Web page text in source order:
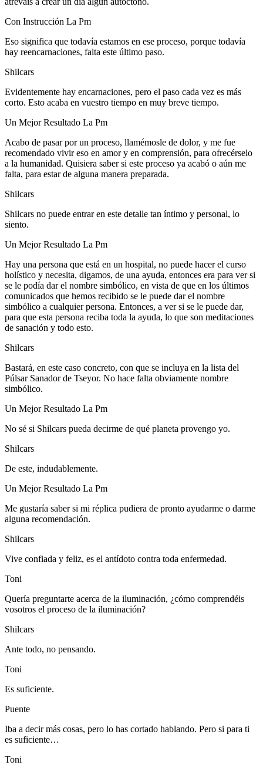
Con Instrucción La Pm
Eso significa que todavía estamos en ese proceso, porque todavía
hay reencarnaciones, falta este último paso.
Shilcars
Evidentemente hay encarnaciones, pero el paso cada vez es más
corto. Esto acaba en vuestro tiempo en muy breve tiempo.
Un Mejor Resultado La Pm
Acabo de pasar por un proceso, llamémosle de dolor, y me fue
recomendado vivir eso en amor y en comprensión, para ofrecérselo
a la humanidad. Quisiera saber si este proceso ya acabó o aún me
falta, para estar de alguna manera preparada.
Shilcars
Shilcars no puede entrar en este detalle tan íntimo y personal, lo
siento.
Un Mejor Resultado La Pm
Hay una persona que está en un hospital, no puede hacer el curso
holístico y necesita, digamos, de una ayuda, entonces era para ver si
se le podía dar el nombre simbólico, en vista de que en los últimos
comunicados que hemos recibido se le puede dar el nombre
simbólico a cualquier persona. Entonces, a ver si se le puede dar,
para que esta persona reciba toda la ayuda, lo que son meditaciones
de sanación y todo esto.
Shilcars
Bastará, en este caso concreto, con que se incluya en la lista del
Púlsar Sanador de Tseyor. No hace falta obviamente nombre
simbólico.
Un Mejor Resultado La Pm
No sé si Shilcars pueda decirme de qué planeta provengo yo.
Shilcars
De este, indudablemente.
Un Mejor Resultado La Pm
Me gustaría saber si mi réplica pudiera de pronto ayudarme o darme
alguna recomendación.
Shilcars
Vive confiada y feliz, es el antídoto contra toda enfermedad.
Toni
Quería preguntarte acerca de la iluminación, ¿cómo comprendéis
vosotros el proceso de la iluminación?
Shilcars
Ante todo, no pensando.
Toni
Es suficiente.
Puente
Iba a decir más cosas, pero lo has cortado hablando. Pero si para ti
es suficiente…
Toni